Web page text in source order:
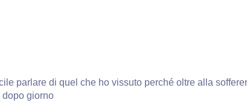
parlare di quel che ho vissuto perché oltre alla
dopo giorno